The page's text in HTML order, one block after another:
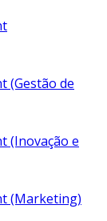
(Gestão de
(Inovação e
(Marketing)